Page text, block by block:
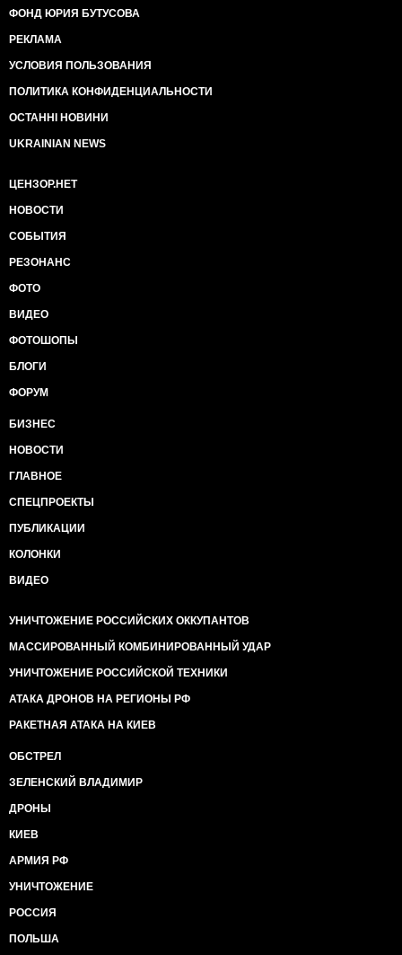
ФОНД ЮРИЯ БУТУСОВА
РЕКЛАМА
УСЛОВИЯ ПОЛЬЗОВАНИЯ
ПОЛИТИКА КОНФИДЕНЦИАЛЬНОСТИ
ОСТАННІ НОВИНИ
UKRAINIAN NEWS
ЦЕНЗОР.НЕТ
НОВОСТИ
СОБЫТИЯ
РЕЗОНАНС
ФОТО
ВИДЕО
ФОТОШОПЫ
БЛОГИ
ФОРУМ
БИЗНЕС
НОВОСТИ
ГЛАВНОЕ
СПЕЦПРОЕКТЫ
ПУБЛИКАЦИИ
КОЛОНКИ
ВИДЕО
УНИЧТОЖЕНИЕ РОССИЙСКИХ ОККУПАНТОВ
МАССИРОВАННЫЙ КОМБИНИРОВАННЫЙ УДАР
УНИЧТОЖЕНИЕ РОССИЙСКОЙ ТЕХНИКИ
АТАКА ДРОНОВ НА РЕГИОНЫ РФ
РАКЕТНАЯ АТАКА НА КИЕВ
ОБСТРЕЛ
ЗЕЛЕНСКИЙ ВЛАДИМИР
ДРОНЫ
КИЕВ
АРМИЯ РФ
УНИЧТОЖЕНИЕ
РОССИЯ
ПОЛЬША